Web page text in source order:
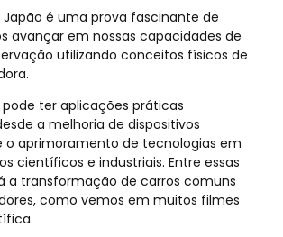
Japão é uma prova fascinante de
avançar em nossas capacidades de
utilizando conceitos físicos de
pode ter aplicações práticas
a melhoria de dispositivos
o aprimoramento de tecnologias em
científicos e industriais. Entre essas
a transformação de carros comuns
como vemos em muitos filmes